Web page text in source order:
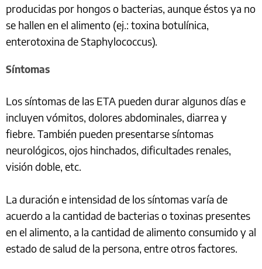
producidas por hongos o bacterias, aunque éstos ya no
se hallen en el alimento (ej.: toxina botulínica,
enterotoxina de Staphylococcus).
Síntomas
Los síntomas de las ETA pueden durar algunos días e
incluyen vómitos, dolores abdominales, diarrea y
fiebre. También pueden presentarse síntomas
neurológicos, ojos hinchados, dificultades renales,
visión doble, etc.
La duración e intensidad de los síntomas varía de
acuerdo a la cantidad de bacterias o toxinas presentes
en el alimento, a la cantidad de alimento consumido y al
estado de salud de la persona, entre otros factores.